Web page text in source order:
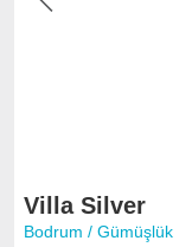
Previous
Villa Silver
Bodrum / Gümüşlük